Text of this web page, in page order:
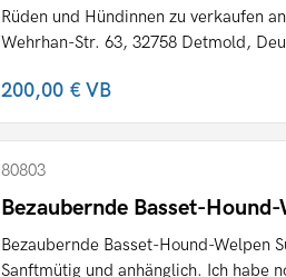
Rüden und Hündinnen zu verkaufen
Wehrhan-Str. 63, 32758 Detmold,
200,00 €VB
80803
Bezaubernde Basset-
Bezaubernde Basset-Hound-Welpen
Sanftmütig und anhänglich. Ich habe